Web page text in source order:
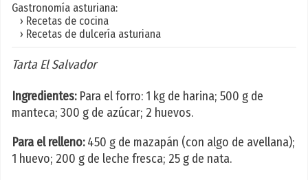
Gastronomía asturiana:
› Recetas de cocina
› Recetas de dulcería asturiana
Tarta El Salvador
Ingredientes:Para el forro: 1 kg de harina; 500 g de
manteca; 300 g de azúcar; 2 huevos.
Para el relleno:450 g de mazapán (con algo de avellana);
1 huevo; 200 g de leche fresca; 25 g de nata.